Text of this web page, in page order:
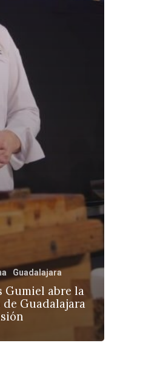
Guadalajara
Gumiel abre la
Guadalajara